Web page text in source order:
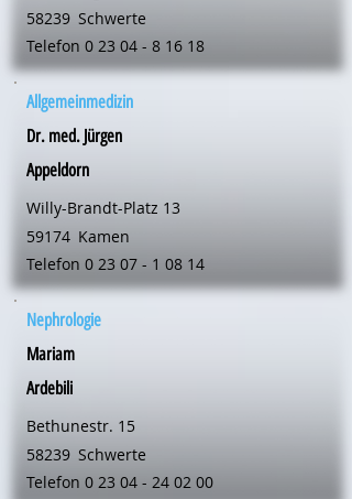
58239 Schwerte
Telefon 0 23 04 - 8 16 18
Allgemeinmedizin
Dr. med. Jürgen
Appeldorn
Willy-Brandt-Platz 13
59174 Kamen
Telefon 0 23 07 - 1 08 14
Nephrologie
Mariam
Ardebili
Bethunestr. 15
58239 Schwerte
Telefon 0 23 04 - 24 02 00